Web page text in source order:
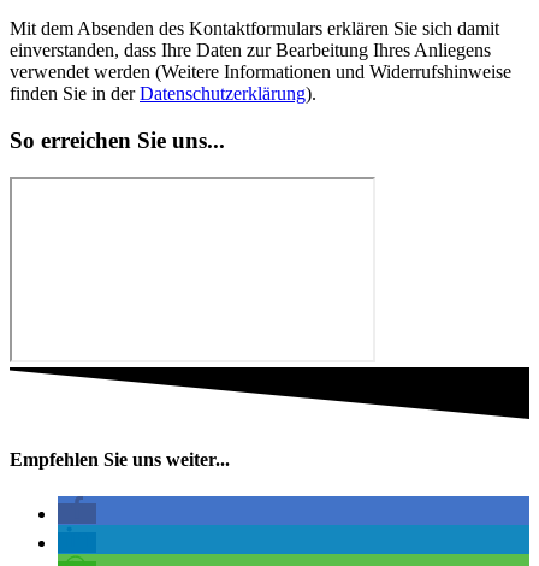
Mit dem Absenden des Kontaktformulars erklären Sie sich damit
einverstanden, dass Ihre Daten zur Bearbeitung Ihres Anliegens
verwendet werden (Weitere Informationen und Widerrufshinweise
finden Sie in derDatenschutzerklärung).
So erreichen Sie uns...
Empfehlen Sie uns weiter...